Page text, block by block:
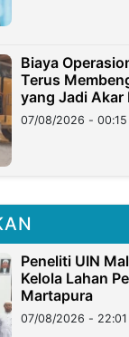
Biaya
Terus
yang Jadi Akar
07/08/2026 - 00:15
Peneliti UIN
Kelola Lahan
Martapura
07/08/2026 - 22:01